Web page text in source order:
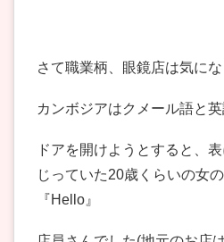
さて職業柄、眼鏡店は気にな
カンボジアはクメール語と英
ドアを開けようとすると、
じっていた20歳くらいの女
『Hello』